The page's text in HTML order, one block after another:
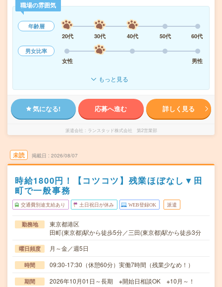
職場の雰囲気
年齢層
20代
30代 40代 50代
60代
男女比率
女性
男性
もっと見る
気になる! 応募へ進む 詳しく見る
派遣会社 ランスタッド株式会社 第2営業部
未読 掲載日 2026/08/07
時給1800円！【コツコツ】残業ほぼなし▼田
町で一般事務
交通費別途支給あり 土日祝日が休み WEB登録OK 派遣
勤務地
東京都港区
田町(東京都)駅から徒歩5分／三田(東京都)駅から徒歩3分
曜日頻度 月～金／週5日
時間 09:30-17:30（休憩60分）実働7時間（残業少なめ！）
期間 2026年10月01日～長期 ※開始日相談OK ※10月～！